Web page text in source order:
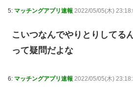
5: マッチングアプリ速報 2022/05/05(木)
こいつなんでやりとりしてる
って疑問だよな
6: マッチングアプリ速報 2022/05/05(木)